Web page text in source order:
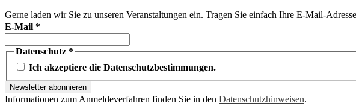
Gerne laden wir Sie zu unseren Veranstaltungen ein. Tragen Sie einfach Ihre E-Mail-
E-Mail *
Datenschutz *
Ich akzeptiere die Datenschutzbestimmungen.
Informationen zum Anmeldeverfahren finden Sie in den Datenschutzhinweisen.